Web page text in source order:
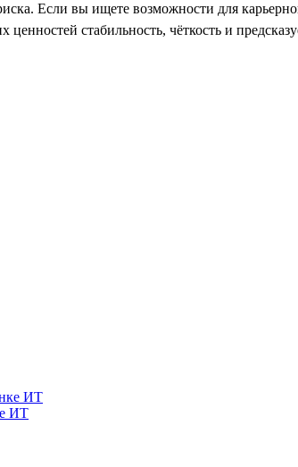
Если вы ищете возможности для
стабильность, чёткость и
ИТ